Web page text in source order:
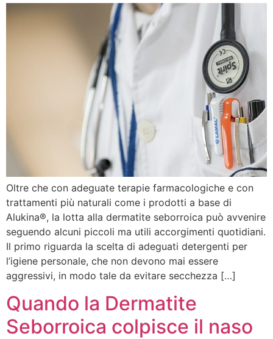
Oltre che con adeguate terapie farmacologiche e con
trattamenti più naturali come i prodotti a base di
Alukina®, la lotta alla dermatite seborroica può avvenire
seguendo alcuni piccoli ma utili accorgimenti quotidiani.
Il primo riguarda la scelta di adeguati detergenti per
l’igiene personale, che non devono mai essere
aggressivi, in modo tale da evitare secchezza […]
Quando la Dermatite
Seborroica colpisce il naso